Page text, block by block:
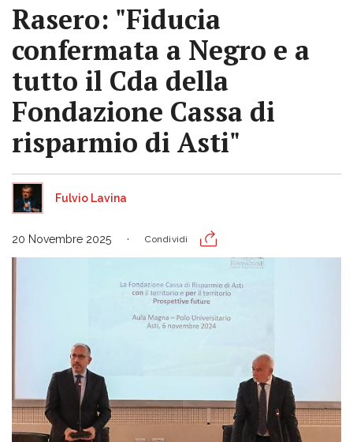
Rasero: "Fiducia
confermata a Negro e a
tutto il Cda della
Fondazione Cassa di
risparmio di Asti"
Fulvio Lavina
20 Novembre 2025 Condividi